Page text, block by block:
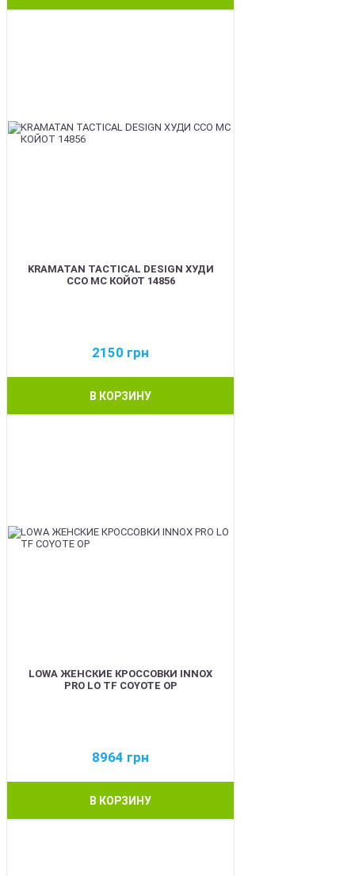
KRAMATAN TACTICAL DESIGN ХУДИ
ССО МС КОЙОТ 14856
2150 грн
В КОРЗИНУ
LOWA ЖЕНСКИЕ КРОССОВКИ INNOX
PRO LO TF COYOTE OP
8964 грн
В КОРЗИНУ